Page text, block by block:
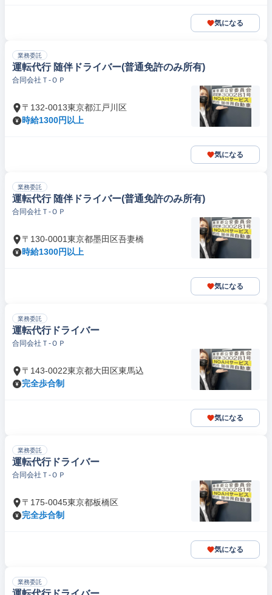
気になる
業務委託
運転代行 随伴ドライバー(普通免許のみ所有)
合同会社Ｔ‐ＯＰ
〒132-0013東京都江戸川区
時給1300円以上
気になる
業務委託
運転代行 随伴ドライバー(普通免許のみ所有)
合同会社Ｔ‐ＯＰ
〒130-0001東京都墨田区吾妻橋
時給1300円以上
気になる
業務委託
運転代行ドライバー
合同会社Ｔ‐ＯＰ
〒143-0022東京都大田区東馬込
完全歩合制
気になる
業務委託
運転代行ドライバー
合同会社Ｔ‐ＯＰ
〒175-0045東京都板橋区
完全歩合制
気になる
業務委託